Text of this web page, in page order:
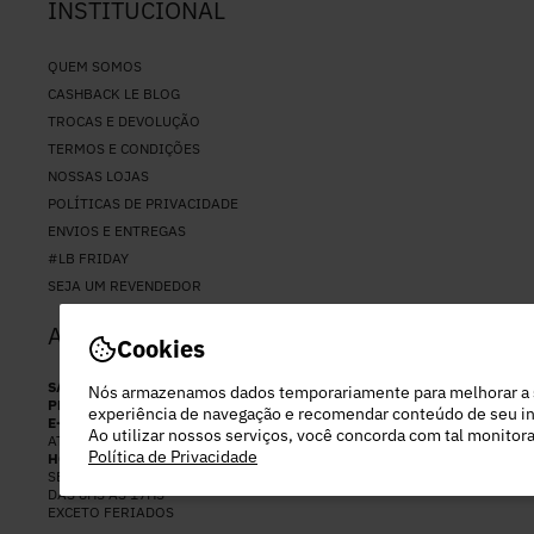
Cookies
Nós armazenamos dados temporariamente para melhorar a
experiência de navegação e recomendar conteúdo de seu
Ao utilizar nossos serviços, você concorda com tal
Política de Privacidade
INSTITUCIONAL
QUEM SOMOS
CASHBACK LE BLOG
TROCAS E DEVOLUÇÃO
TERMOS E CONDIÇÕES
NOSSAS LOJAS
POLÍTICAS DE PRIVACIDADE
ENVIOS E ENTREGAS
#LB FRIDAY
SEJA UM REVENDEDOR
ATENDIMENTO
SAC
(11) 94037-2794
PERSONAL SHOPPER
(11) 97282-2892
E-MAIL
ATENDIMENTO@LEBLOGSTORE.COM.BR
HORÁRIO DE ATENDIMENTO:
SEGUNDA A SEX
DAS 8HS ÀS 17HS
EXCETO FERIADOS